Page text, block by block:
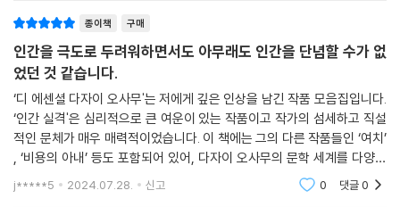
이를 허구화하지 않은 것은 아니기 때문이다. 그래서 전통적인 소설과 에
세이의 중간쯤에 놓인 작품이 다수 보이는데, 작가 “다자이 오사무”라는
이름이 그대로 등장하여 도시의 부랑자들에게 따뜻하고 여유로운 시선을
보내는 「미남자와 담배」가 대표적이다.
‘디 에센셜 에디션’은 소설과 에세이를 함께 소개하는 것이 특징이지만, 다
자이 오사무의 이런 작가적 특성 때문에 소설과 에세이의 전통적인 경계에
구애되지 않고 장년기 작가의 솔직한 얼굴을 드러내는 중후기 명작들을 선
별해 담았다. 전체 수록작 중 민음사 세계문학전집 최신 리뉴얼 판을 수록
한 「인간 실격」(김춘미 옮김)을 제외하고 「비용의 아내」를 포함해 나머지
종이책 구매
인간을 극도로 두려워하면서도 아무래도 인간을 단념할 수가 없
었던 것 같습니다.
‘디 에센셜 다자이 오사무'는 저에게 깊은 인상을 남긴 작품 모음집입니다.
‘인간 실격'은 심리적으로 큰 여운이 있는 작품이고 작가의 섬세하고 직설
적인 문체가 매우 매력적이었습니다. 이 책에는 그의 다른 작품들인 ‘여치’
, ‘비용의 아내’ 등도 포함되어 있어, 다자이 오사무의 문학 세계를 다양하
고 깊이 탐구할 수 있으며 특히, 인간 본성의 복잡함을 더 이해할 수 있었습
니
j*****5 2024.07.28. 신고 0 댓글0